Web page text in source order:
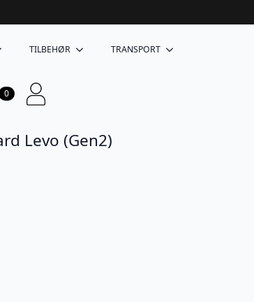
TILBEHØR TRANSPORT
0
Levo (Gen2)